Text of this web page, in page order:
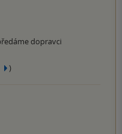
dopravci
)